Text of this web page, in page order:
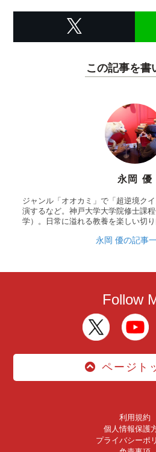
この記事を書
永岡 優
ジャンル「オオカミ」で「超逆境ク
演するなど。神戸大学大学院修士課
学）。日常に溢れる教養を楽しい切り
永岡 優の記事
Follow
ページト
利用規約
個人情報保護
プライバシーポ